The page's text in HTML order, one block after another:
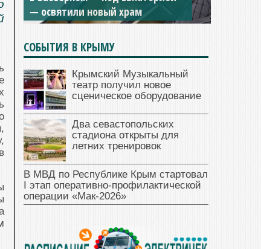
для посещения
СОБЫТИЯ В КРЫМУ
Крымский Музыкальный
театр получил новое
сценическое оборудование
Два севастопольских
стадиона открыты для
летних тренировок
В МВД по Республике Крым стартовал
I этап оперативно‑профилактической
операции «Мак‑2026»